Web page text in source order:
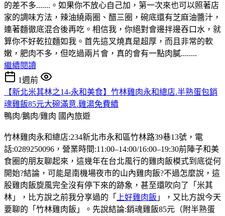
的差不多.......。如果你不放心自己加，第一次來也可以照著店
家的調味方法，辣油繞兩圈、醋三圈，碗底還有芝麻油醬汁，
連著麵徹底混合後再吃。相信我，你絕對會邊拌邊吞口水，就
算你不好乾拉麵如我。首先這叉燒真是超厚，而且非常的軟
嫩，肥肉不多，但吃過兩片會，真的會有一點肉膩........
繼續閱讀
1週前
【新北米其林之14-永和美食】竹林雞肉永和總店.半熟蛋包銷
魂雞飯85元大碗滿意.雞湯免費續
鴨肉/鵝肉/雞肉 國內旅遊
竹林雞肉永和總店:234新北市永和區竹林路39巷13號，電
話:0289250096，營業時間:11:00–14:00/16:00–19:30前陣子和美
食圈的朋友聊起來，這幾年在台北風行的雞肉飯模式到底從何
開始?結論，可能是南機場夜市的山內雞肉飯?不過怎麼說，這
股雞肉飯旋風完全沒有停下來的跡象，甚至還吹向了「米其
林」，比方說之前我分享過的「
上好雞肉飯 」，又比方說今天
要聊的「竹林雞肉飯」。先說結論:銷魂雞飯85元（附半熟蛋